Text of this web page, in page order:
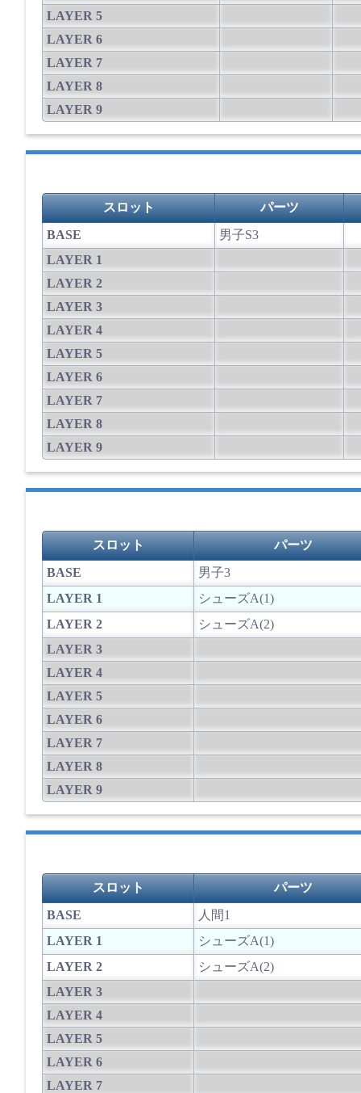
LAYER 5
LAYER 6
LAYER 7
LAYER 8
LAYER 9
スロット
パーツ
BASE
男子S3
LAYER 1
LAYER 2
LAYER 3
LAYER 4
LAYER 5
LAYER 6
LAYER 7
LAYER 8
LAYER 9
スロット
パーツ
BASE
男子3
LAYER 1
シューズA(1)
LAYER 2
シューズA(2)
LAYER 3
LAYER 4
LAYER 5
LAYER 6
LAYER 7
LAYER 8
LAYER 9
スロット
パーツ
BASE
人間1
LAYER 1
シューズA(1)
LAYER 2
シューズA(2)
LAYER 3
LAYER 4
LAYER 5
LAYER 6
LAYER 7